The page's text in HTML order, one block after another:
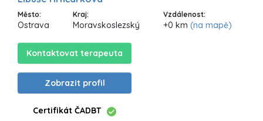
Město:
Ostrava
Kraj:
Moravskoslezský
Vzdálenost:
+0 km (na mapě)
Kontaktovat terapeuta
Zobrazit profil
Certifikát ČADBT